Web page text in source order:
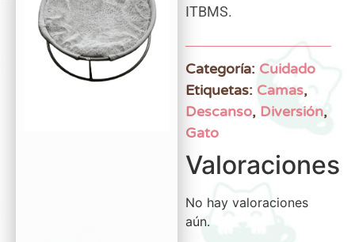
ITBMS.
Categoría: Cuidado
Etiquetas: Camas,
Descanso, Diversión,
Gato
Valoraciones
No hay valoraciones
aún.